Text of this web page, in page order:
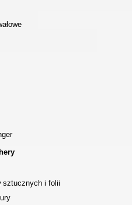
sztucznych i folii